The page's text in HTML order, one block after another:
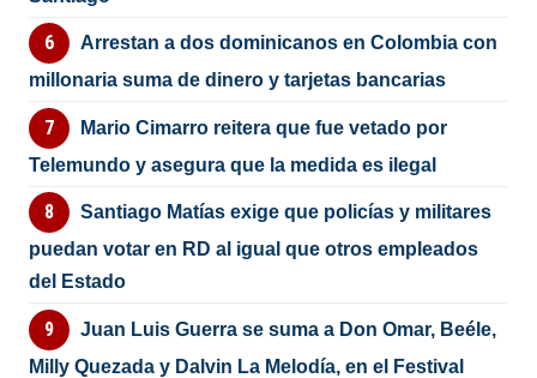
Arrestan a dos dominicanos en Colombia con
millonaria suma de dinero y tarjetas bancarias
Mario Cimarro reitera que fue vetado por
Telemundo y asegura que la medida es ilegal
Santiago Matías exige que policías y militares
puedan votar en RD al igual que otros empleados
del Estado
Juan Luis Guerra se suma a Don Omar, Beéle,
Milly Quezada y Dalvin La Melodía, en el Festival